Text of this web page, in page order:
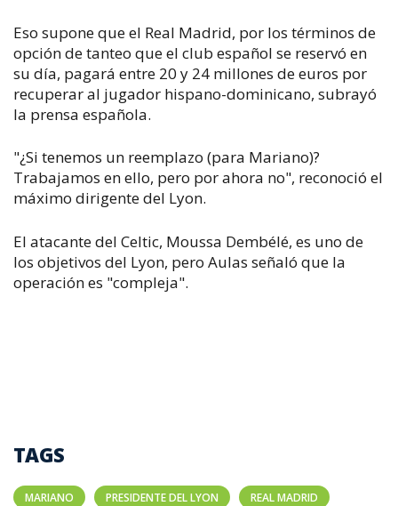
Eso supone que el Real Madrid, por los términos de
opción de tanteo que el club español se reservó en
su día, pagará entre 20 y 24 millones de euros por
recuperar al jugador hispano-dominicano, subrayó
la prensa española.
"¿Si tenemos un reemplazo (para Mariano)?
Trabajamos en ello, pero por ahora no", reconoció el
máximo dirigente del Lyon.
El atacante del Celtic, Moussa Dembélé, es uno de
los objetivos del Lyon, pero Aulas señaló que la
operación es "compleja".
TAGS
MARIANO PRESIDENTE DEL LYON REAL MADRID